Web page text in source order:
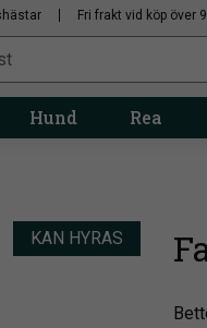
Fri frakt vid köp över
Hund Rea
KAN HYRAS